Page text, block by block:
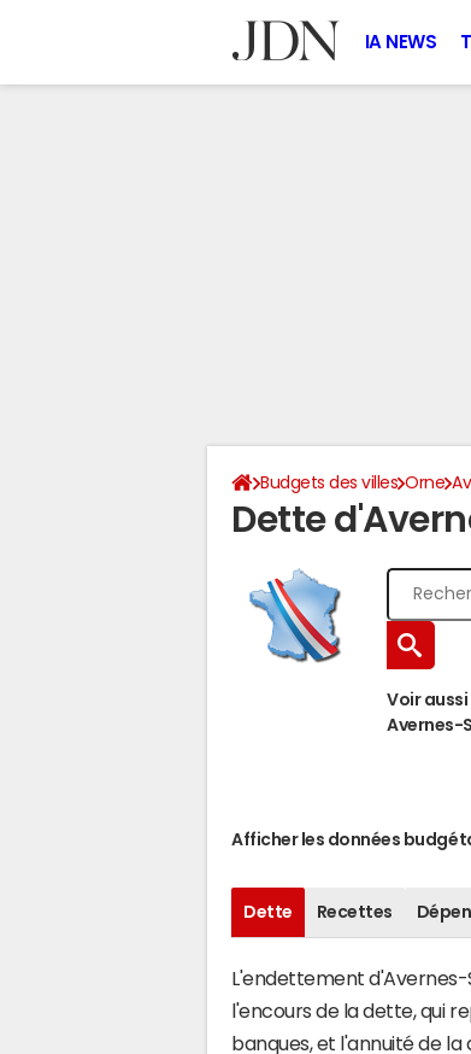
IA NEWS
Budgets des villes Orne
Dette
Voir aussi
Avernes-
Afficher les données
Dette Recettes
L'endettement d'Avernes-
l'encours de la dette, qui
banques, et l'annuité de